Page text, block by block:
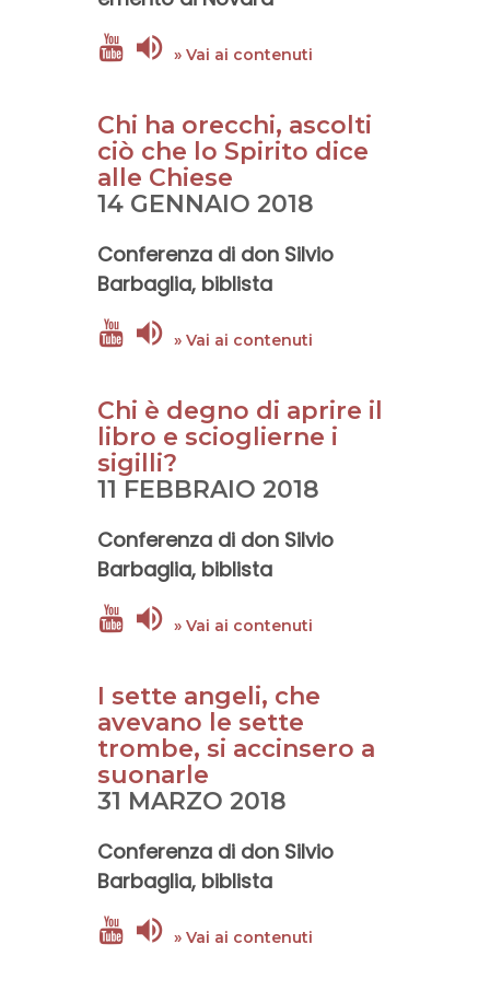
» Vai ai contenuti
Chi ha orecchi, ascolti
ciò che lo Spirito dice
alle Chiese
14 GENNAIO 2018
Conferenza di don Silvio
Barbaglia, biblista
» Vai ai contenuti
Chi è degno di aprire il
libro e scioglierne i
sigilli?
11 FEBBRAIO 2018
Conferenza di don Silvio
Barbaglia, biblista
» Vai ai contenuti
I sette angeli, che
avevano le sette
trombe, si accinsero a
suonarle
31 MARZO 2018
Conferenza di don Silvio
Barbaglia, biblista
» Vai ai contenuti